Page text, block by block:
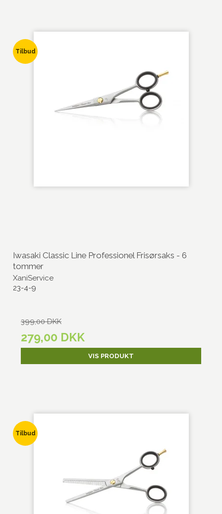
Tilbud
Iwasaki Classic Line Professionel Frisørsaks - 6
tommer
XaniService
23-4-9
399,00 DKK
279,00 DKK
VIS PRODUKT
Tilbud